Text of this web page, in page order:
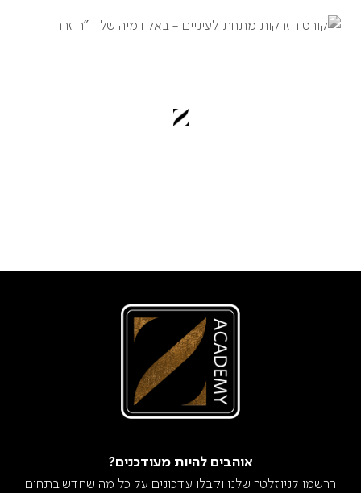
אוהבים להיות מעודכנים?
הרשמו לניוזלטר שלנו וקבלו עדכונים על כל מה שחדש בתחום